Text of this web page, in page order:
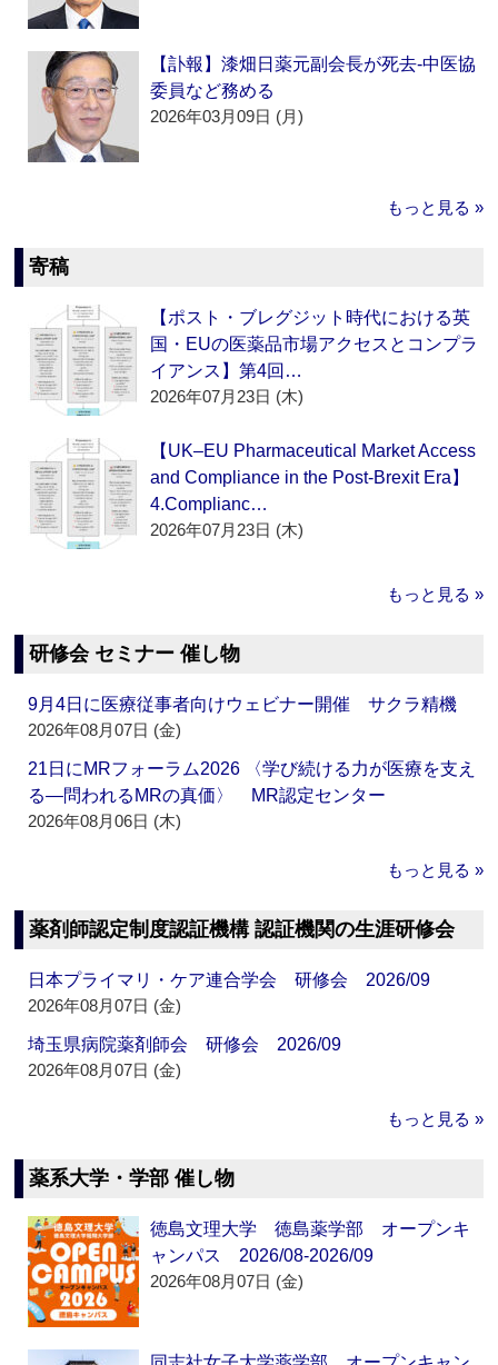
【訃報】漆畑日薬元副会長が死去‐中医協
委員など務める
2026年03月09日 (月)
もっと見る »
寄稿
【ポスト・ブレグジット時代における英
国・EUの医薬品市場アクセスとコンプラ
イアンス】第4回…
2026年07月23日 (木)
【UK–EU Pharmaceutical Market Access
and Compliance in the Post-Brexit Era】
4.Complianc…
2026年07月23日 (木)
もっと見る »
研修会 セミナー 催し物
9月4日に医療従事者向けウェビナー開催 サクラ精機
2026年08月07日 (金)
21日にMRフォーラム2026 〈学び続ける力が医療を支え
る―問われるMRの真価〉 MR認定センター
2026年08月06日 (木)
もっと見る »
薬剤師認定制度認証機構 認証機関の生涯研修会
日本プライマリ・ケア連合学会 研修会 2026/09
2026年08月07日 (金)
埼玉県病院薬剤師会 研修会 2026/09
2026年08月07日 (金)
もっと見る »
薬系大学・学部 催し物
徳島文理大学 徳島薬学部 オープンキ
ャンパス 2026/08-2026/09
2026年08月07日 (金)